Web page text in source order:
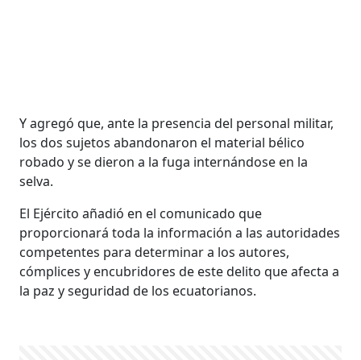
Y agregó que, ante la presencia del personal militar,
los dos sujetos abandonaron el material bélico
robado y se dieron a la fuga internándose en la
selva.
El Ejército añadió en el comunicado que
proporcionará toda la información a las autoridades
competentes para determinar a los autores,
cómplices y encubridores de este delito que afecta a
la paz y seguridad de los ecuatorianos.